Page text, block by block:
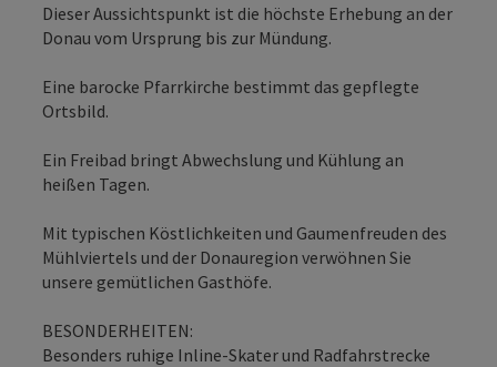
Dieser Aussichtspunkt ist die höchste Erhebung an der
Donau vom Ursprung bis zur Mündung.
Eine barocke Pfarrkirche bestimmt das gepflegte
Ortsbild.
Ein Freibad bringt Abwechslung und Kühlung an
heißen Tagen.
Mit typischen Köstlichkeiten und Gaumenfreuden des
Mühlviertels und der Donauregion verwöhnen Sie
unsere gemütlichen Gasthöfe.
BESONDERHEITEN:
Besonders ruhige Inline-Skater und Radfahrstrecke